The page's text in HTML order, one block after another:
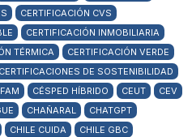
CERTIFICACIÓN CVS
CERTIFICACIÓN INMOBILIARIA
TÉRMICA
CERTIFICACIÓN VERDE
CERTIFICACIONES DE SOSTENIBILIDAD
CÉSPED HÍBRIDO CEUT
CEV
CHAÑARAL
CHATGPT
CHILE CUIDA
CHILE GBC